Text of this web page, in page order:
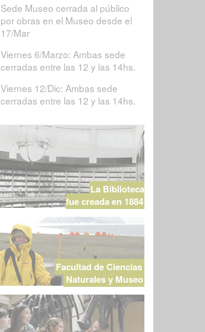
Sede Museo cerrada al público
por obras en el Museo desde el
17/Mar
Viernes 6/Marzo: Ambas sede
cerradas entre las 12 y las 14hs.
Viernes 12/Dic: Ambas sede
cerradas entre las 12 y las 14hs.
La Biblioteca
fue creada en 1884
Facultad de Ciencias
Naturales y Museo